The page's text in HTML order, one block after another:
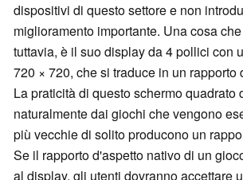
dispositivi di questo settore e non
miglioramento importante. Una cosa
tuttavia, è il suo display da 4 pollici con
720 × 720, che si traduce in un rapporto
La praticità di questo schermo quadrato
naturalmente dai giochi che vengono
più vecchie di solito producono un
Se il rapporto d'aspetto nativo di un
al display, gli utenti dovranno accettare